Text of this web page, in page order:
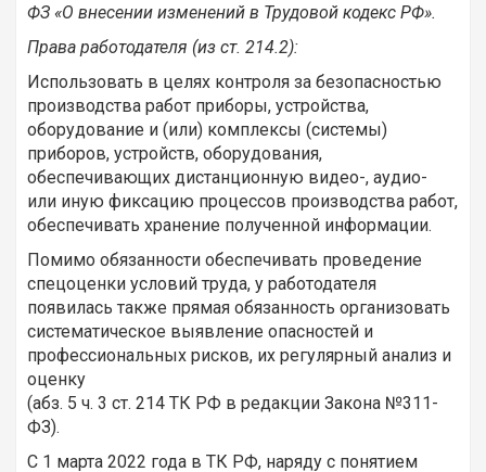
ФЗ «О внесении изменений в Трудовой кодекс РФ».
Права работодателя (из ст. 214.2):
Использовать в целях контроля за безопасностью
производства работ приборы, устройства,
оборудование и (или) комплексы (системы)
приборов, устройств, оборудования,
обеспечивающих дистанционную видео-, аудио-
или иную фиксацию процессов производства работ,
обеспечивать хранение полученной информации.
Помимо обязанности обеспечивать проведение
спецоценки условий труда, у работодателя
появилась также прямая обязанность организовать
систематическое выявление опасностей и
профессиональных рисков, их регулярный анализ и
оценку
(абз. 5 ч. 3 ст. 214 ТК РФ в редакции Закона №311-
ФЗ).
С 1 марта 2022 года в ТК РФ, наряду с понятием